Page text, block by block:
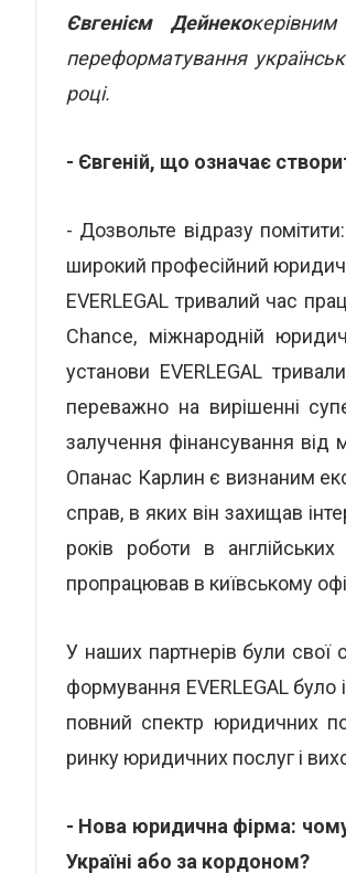
Євгенієм Дейнеко
переформатування
році.
- Євгеній, що означає
- Дозвольте відразу
широкий професійний
EVERLEGAL тривалий час
Chance, міжнародній
установи EVERLEGAL
переважно на вирішенні
залучення фінансування від
Опанас Карлин є визнаним
справ, в яких він захищав
років роботи в
пропрацював в київському
У наших партнерів були свої
формування EVERLEGAL
повний спектр юридичних
ринку юридичних послуг і
- Нова юридична фірма:
Україні або за кордоном?